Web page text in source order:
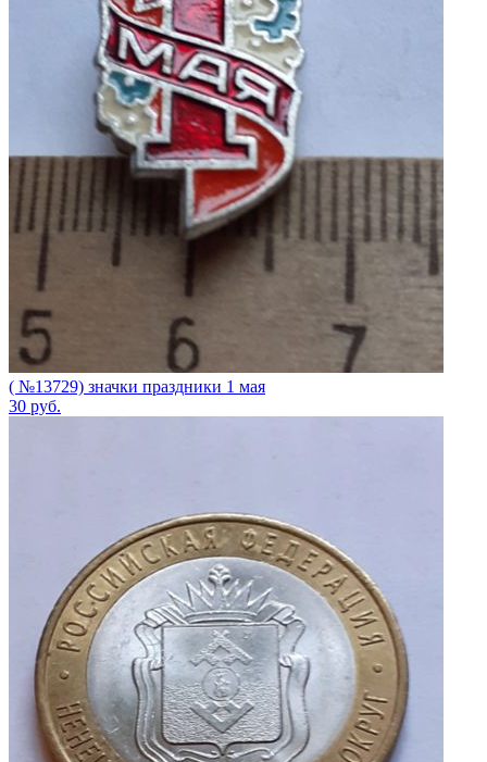
( №13729) значки праздники 1 мая
30 руб.